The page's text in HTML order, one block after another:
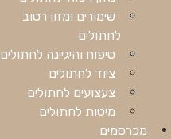
שימורים ומזון רטוב
לחתולים
טיפוח והיגיינה לחתולים
ציוד לחתולים
צעצועים לחתולים
מיטות לחתולים
מכרסמים